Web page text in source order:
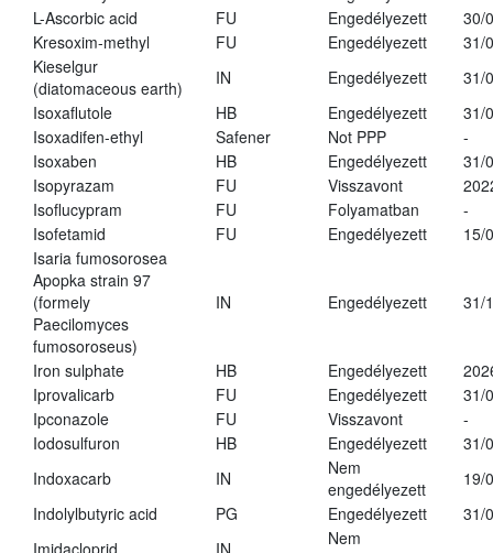
L-Ascorbic acid
FU Engedélyezett
30/
Kresoxim-methyl
FU Engedélyezett
31/
Kieselgur
(diatomaceous earth)
IN Engedélyezett
31/
Isoxaflutole
HB Engedélyezett
31/
Isoxadifen-ethyl
Safener Not PPP
-
Isoxaben
HB Engedélyezett
31/
Isopyrazam
FU Visszavont
Isoflucypram
FU Folyamatban
-
Isofetamid
FU Engedélyezett
15/
Isaria fumosorosea
Apopka strain 97
(formely
Paecilomyces
fumosoroseus)
IN Engedélyezett 31/
Iron sulphate HB Engedélyezett
Iprovalicarb
FU Engedélyezett
31/
Ipconazole
FU Visszavont
-
Iodosulfuron
HB Engedélyezett
31/
Indoxacarb
IN
Nem
engedélyezett
19/
Indolylbutyric acid
PG Engedélyezett
31/
Nem